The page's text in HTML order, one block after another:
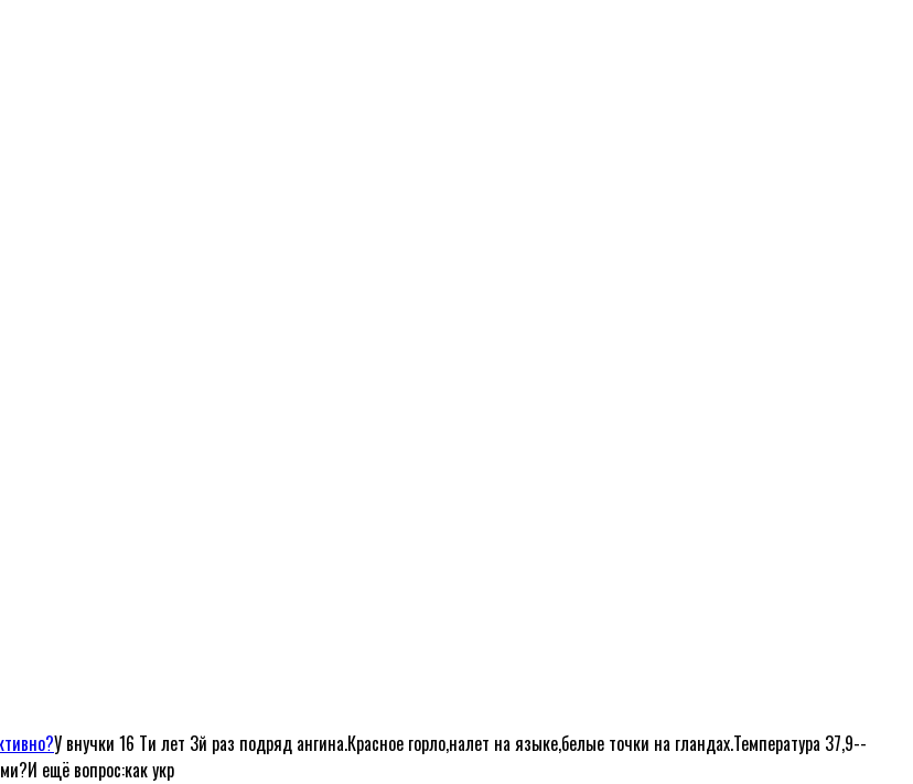
У внучки 16 Ти лет 3й раз подряд ангина.Красное горло,налет на языке,белые точки на гландах.Температура 37,9--
ещё вопрос:как укр